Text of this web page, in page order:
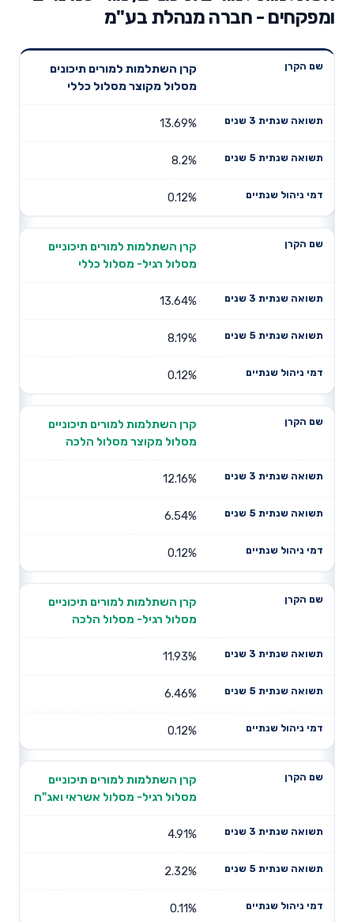
ומפקחים - חברה מנהלת בע"מ
שנתית 3
תשואה
שנתית 5
דמי ניהול
קרן השתלמות למורים תיכונים
מסלול מקוצר מסלול כללי
13.69%
8.2%
0.12%
קרן השתלמות למורים תיכוניים
מסלול רגיל- מסלול כללי
13.64%
8.19%
0.12%
קרן השתלמות למורים תיכוניים
מסלול מקוצר מסלול הלכה
12.16%
6.54%
0.12%
קרן השתלמות למורים תיכוניים
מסלול רגיל- מסלול הלכה
11.93%
6.46%
0.12%
קרן השתלמות למורים תיכוניים
מסלול רגיל- מסלול אשראי ואג"ח
4.91%
2.32%
0.11%